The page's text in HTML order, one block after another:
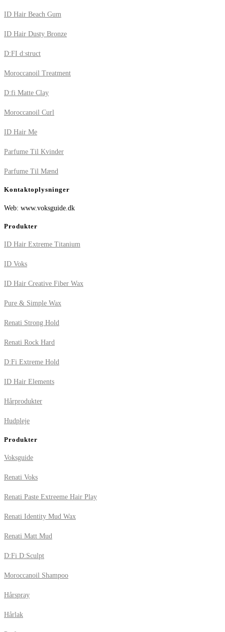
ID Hair Beach Gum
ID Hair Dusty Bronze
D:FI d:struct
Moroccanoil Treatment
D:fi Matte Clay
Moroccanoil Curl
ID Hair Me
Parfume Til Kvinder
Parfume Til Mænd
Kontaktoplysninger
Web: www.voksguide.dk
Produkter
ID Hair Extreme Titanium
ID Voks
ID Hair Creative Fiber Wax
Pure & Simple Wax
Renati Strong Hold
Renati Rock Hard
D:Fi Extreme Hold
ID Hair Elements
Hårprodukter
Hudpleje
Produkter
Voksguide
Renati Voks
Renati Paste Extreeme Hair Play
Renati Identity Mud Wax
Renati Matt Mud
D:Fi D:Sculpt
Moroccanoil Shampoo
Hårspray
Hårlak